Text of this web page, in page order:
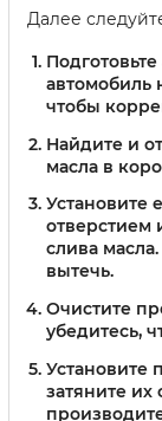
Далее
автомобиль
чтобы
Найдите и
масла в
Установите
отверстием
слива
вытечь.
Очистите
убедитесь,
Установите
затяните